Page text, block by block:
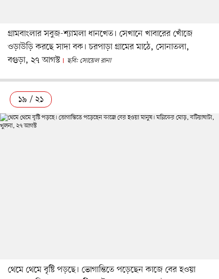
গ্রামবাংলার সবুজ-শ্যামলা ধানখেত। সেখানে খাবারের খোঁজে
ওড়াউড়ি করছে সাদা বক। চরপাড়া গ্রামের মাঠে, সোনাতলা,
বগুড়া, ২৭ আগস্ট
ছবি: সোয়েল রানা
১৯ / ২১
থেমে থেমে বৃষ্টি পড়ছে। ভোগান্তিতে পড়েছেন কাজে বের হওয়া